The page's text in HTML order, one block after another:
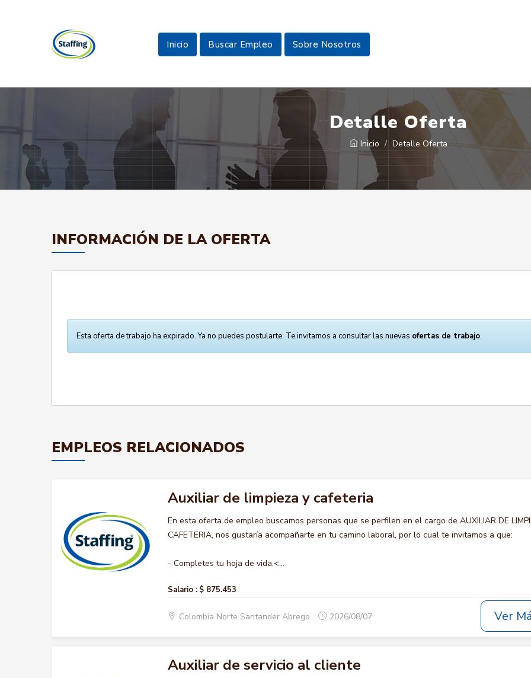
Inicio Buscar Empleo Sobre Nosotros
Detalle Oferta
Inicio Detalle Oferta
INFORMACIÓN DE LA OFERTA
Esta oferta de trabajo ha expirado. Ya no puedes postularte. Te invitamos a consultar las nuevas ofertas de trabajo.
EMPLEOS RELACIONADOS
Auxiliar de limpieza y cafeteria
En esta oferta de empleo buscamos personas que se perfilen en el cargo de AUXILIAR DE
CAFETERIA, nos gustaría acompañarte en tu camino laboral, por lo cual te invitamos a que:
- Completes tu hoja de vida.<...
Salario : $ 875.453
Colombia Norte Santander Abrego 2026/08/07 Ver
Auxiliar de servicio al cliente